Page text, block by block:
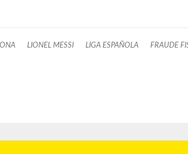
LIONEL MESSI LIGA ESPAÑOLA FRAUDE